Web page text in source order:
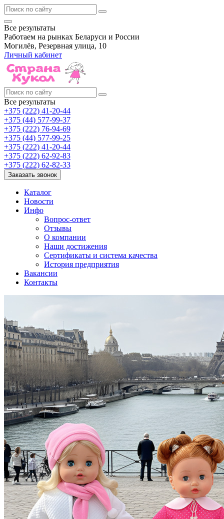
Все результаты
Работаем на рынках Беларуси и России
Могилёв, Резервная улица, 10
Личный кабинет
Все результаты
+375 (222) 41-20-44
+375 (44) 577-99-37
+375 (222) 76-94-69
+375 (44) 577-99-25
+375 (222) 41-20-44
+375 (222) 62-92-83
+375 (222) 62-82-33
Заказать звонок
Каталог
Новости
Инфо
Вопрос-ответ
Отзывы
О компании
Наши достижения
Сертификаты и система качества
История предприятия
Вакансии
Контакты